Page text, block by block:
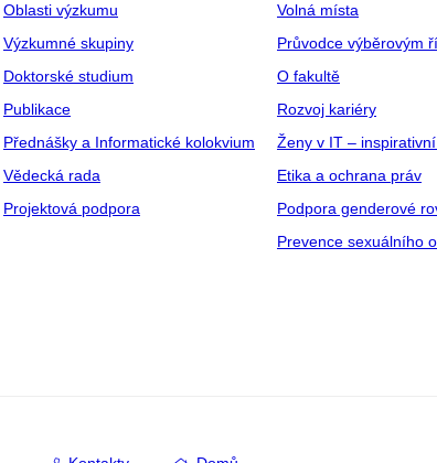
Oblasti výzkumu
Výzkumné skupiny
Doktorské studium
Publikace
Přednášky a Informatické kolokvium
Vědecká rada
Projektová podpora
Volná místa
Průvodce výběrovým
O fakultě
Rozvoj kariéry
Ženy v IT –
Etika a ochrana práv
Podpora genderové
Prevence sexuálního